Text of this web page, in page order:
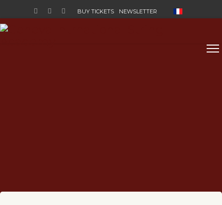
BUY TICKETS NEWSLETTER Select your